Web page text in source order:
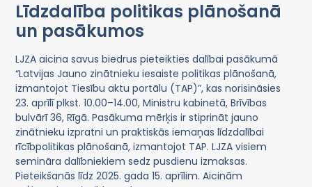
Līdzdalība politikas plānošanā
un pasākumos
LJZA aicina savus biedrus pieteikties dalībai pasākumā
“Latvijas Jauno zinātnieku iesaiste politikas plānošanā,
izmantojot Tiesību aktu portālu (TAP)”, kas norisināsies
23. aprīlī plkst. 10.00–14.00, Ministru kabinetā, Brīvības
bulvārī 36, Rīgā. Pasākuma mērķis ir stiprināt jauno
zinātnieku izpratni un praktiskās iemaņas līdzdalībai
rīcībpolitikas plānošanā, izmantojot TAP. LJZA visiem
semināra dalībniekiem sedz pusdienu izmaksas.
Pieteikšanās līdz 2025. gada 15. aprīlim. Aicinām